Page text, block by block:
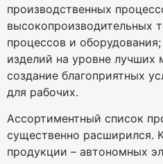
производственных
высокопроизводительных
процессов и
изделий на уровне лучших
создание благоприятных
для рабочих.
Ассортиментный список
существенно расширился.
продукции – автономных